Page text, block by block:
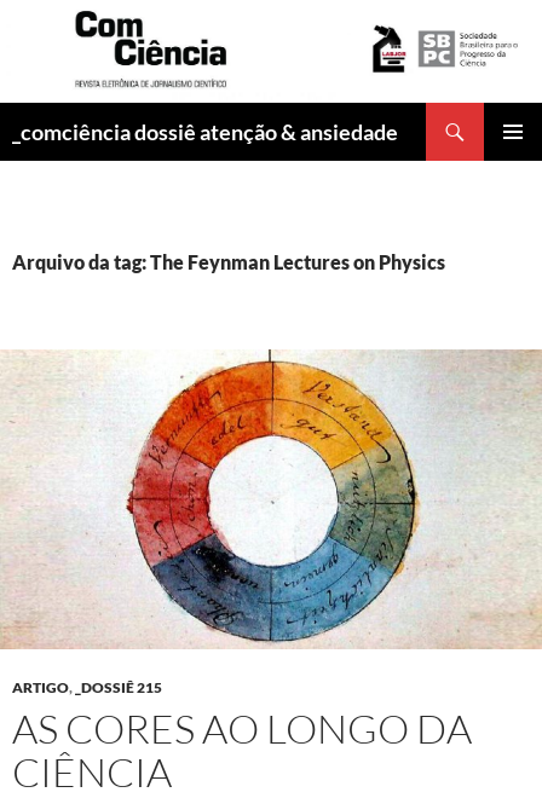
_comciência dossiê atenção & ansiedade
Arquivo da tag: The Feynman Lectures on Physics
ARTIGO, _DOSSIÊ 215
AS CORES AO LONGO DA
CIÊNCIA